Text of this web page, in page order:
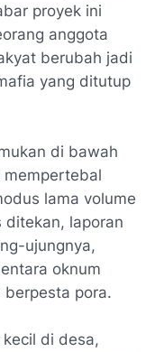
proyek ini
anggota
berubah jadi
yang ditutup
di bawah
mempertebal
lama volume
ditekan, laporan
ujungnya,
oknum
pora.
di desa,